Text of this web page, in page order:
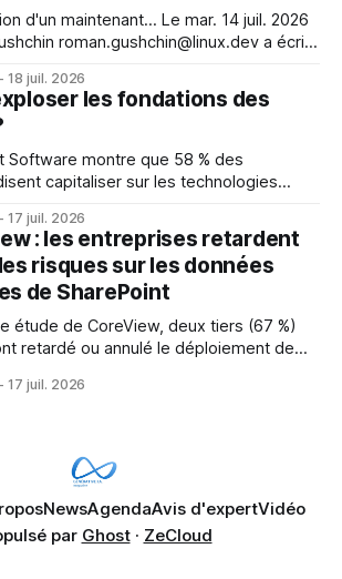
Le mar. 14 juil. 2026
roman.gushchin@linux.dev a écrit :
Si le but est de ne pas utiliser
18 juil. 2026
les fondations des
Software montre que 58 % des
capitaliser sur les technologies
l'investissement. Cette pression
l'ambition et la préparation.
17 juil. 2026
: les entreprises retardent
risques sur les données
de SharePoint
étude de CoreView, deux tiers (67 %)
retardé ou annulé le déploiement de
de SharePoint. Les trois quarts (75
17 juil. 2026
NewsAgendaAvis d'expertVidéo
par Ghost· ZeCloud